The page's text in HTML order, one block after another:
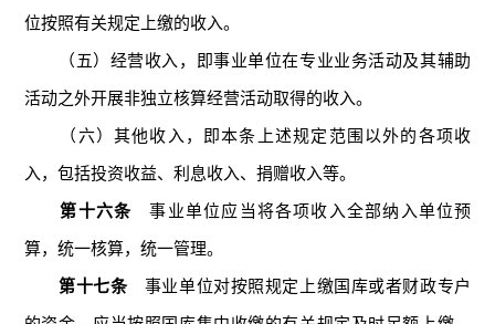
位按照有关规定上缴的收入。
（五）经营收入，即事业单位在专业业务活动及其辅助
活动之外开展非独立核算经营活动取得的收入。
（六）其他收入，即本条上述规定范围以外的各项收
入，包括投资收益、利息收入、捐赠收入等。
第十六条 事业单位应当将各项收入全部纳入单位预
算，统一核算，统一管理。
第十七条事业单位对按照规定上缴国库或者财政专户